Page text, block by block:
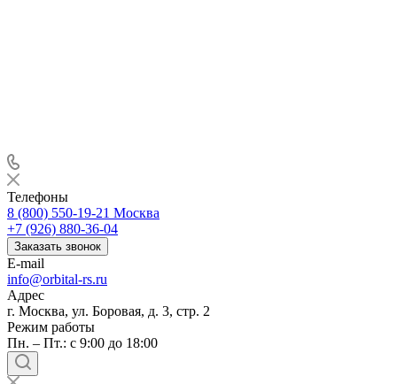
Телефоны
8 (800) 550-19-21 Москва
+7 (926) 880-36-04
Заказать звонок
E-mail
info@orbital-rs.ru
Адрес
г. Москва, ул. Боровая, д. 3, стр. 2
Режим работы
Пн. – Пт.: с 9:00 до 18:00